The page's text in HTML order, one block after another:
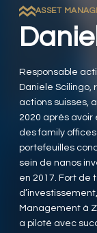
ASSET
Responsable
Daniele Scilingo,
actions suisses,
2020 après
des family
portefeuilles
sein de nanos
en 2017. Fort de
Management à
a piloté avec